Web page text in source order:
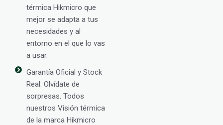
térmica Hikmicro que
mejor se adapta a tus
necesidades y al
entorno en el que lo vas
a usar.
Garantía Oficial y Stock
Real: Olvídate de
sorpresas. Todos
nuestros Visión térmica
de la marca Hikmicro